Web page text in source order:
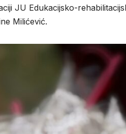
JU Edukacijsko-
Milićević.